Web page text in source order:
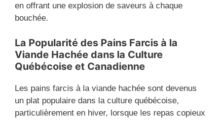
en offrant une explosion de saveurs à chaque
bouchée.
La Popularité des Pains Farcis à la
Viande Hachée dans la Culture
Québécoise et Canadienne
Les pains farcis à la viande hachée sont devenus
un plat populaire dans la culture québécoise,
particulièrement en hiver, lorsque les repas copieux